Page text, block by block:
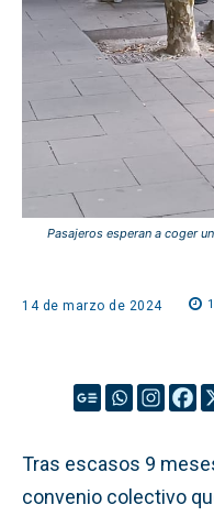
Pasajeros esperan a coger
14 de marzo de 2024 1
Tras escasos 9
convenio colectivo